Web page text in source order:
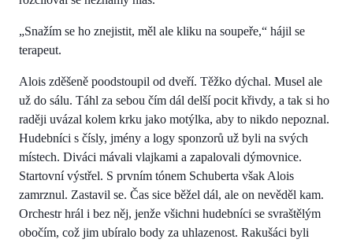
„Snažím se ho znejistit, měl ale kliku na soupeře,“ hájil se
terapeut.
Alois zděšeně poodstoupil od dveří. Těžko dýchal. Musel ale
už do sálu. Táhl za sebou čím dál delší pocit křivdy, a tak si ho
raději uvázal kolem krku jako motýlka, aby to nikdo nepoznal.
Hudebníci s čísly, jmény a logy sponzorů už byli na svých
místech. Diváci mávali vlajkami a zapalovali dýmovnice.
Startovní výstřel. S prvním tónem Schuberta však Alois
zamrznul. Zastavil se. Čas sice běžel dál, ale on nevěděl kam.
Orchestr hrál i bez něj, jenže všichni hudebníci se svraštělým
obočím, což jim ubíralo body za uhlazenost. Rakušáci byli